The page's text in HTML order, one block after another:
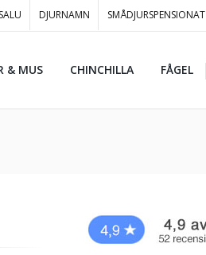
DJURNAMN SMÅDJURSPENSIONAT
& MUS CHINCHILLA FÅGEL